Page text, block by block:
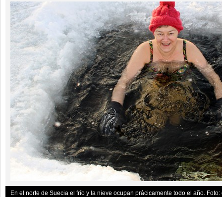
En el norte de Suecia el frío y la nieve ocupan prácicamente todo el año.